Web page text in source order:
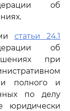
об
статьи 24.1
об
при
полного и
по делу
юридически